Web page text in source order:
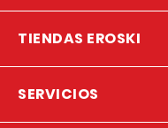
TIENDAS EROSKI
SERVICIOS